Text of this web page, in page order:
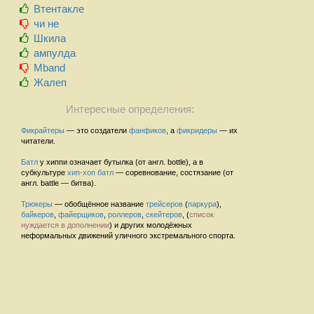
Втентакле
чи не
Шкила
ампулда
Mband
Жалеп
Интересные определения:
Фикрайтеры — это создатели фанфиков , а фикридеры — их
читатели.
Батл у хиппи означает бутылка (от англ. bottle), а в
субкультуре хип-хоп батл — соревнование, состязание (от
англ. battle — битва).
Трюкеры — обобщённое название трейсеров (паркура),
байкеров файерщиков роллеров скейтеров , (список
нуждается в дополнении) и других молодёжных
неформальных движений уличного экстремального спорта.